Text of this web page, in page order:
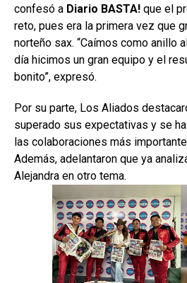
confesó a Diario BASTA! que el
reto, pues era la primera vez que
norteño sax. “Caímos como anillo
día hicimos un gran equipo y el
bonito”, expresó.
Por su parte, Los Aliados
superado sus expectativas y se
las colaboraciones más
Además, adelantaron que ya
Alejandra en otro tema.